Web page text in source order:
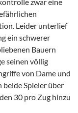
Leider unterlief
ein schwerer
Bauern
seinen völlig
von Dame und
beide Spieler über
30 pro Zug hinzu